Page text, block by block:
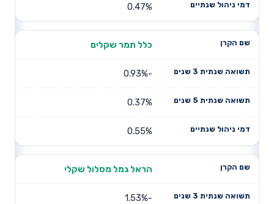
0.47%
כלל תמר שקלים
-0.93%
0.37%
0.55%
הראל גמל מסלול שקלי
-1.53%